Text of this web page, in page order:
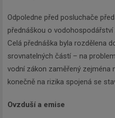
Odpoledne před posluchače
přednáškou o vodohospodářství
Celá přednáška byla rozdělena
srovnatelných částí – na
vodní zákon zaměřený zejména
konečně na rizika spojená se
Ovzduší a emise